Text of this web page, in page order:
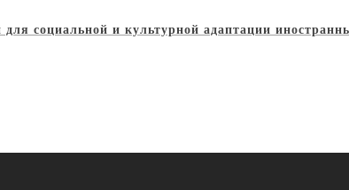
социальной и культурной адаптации